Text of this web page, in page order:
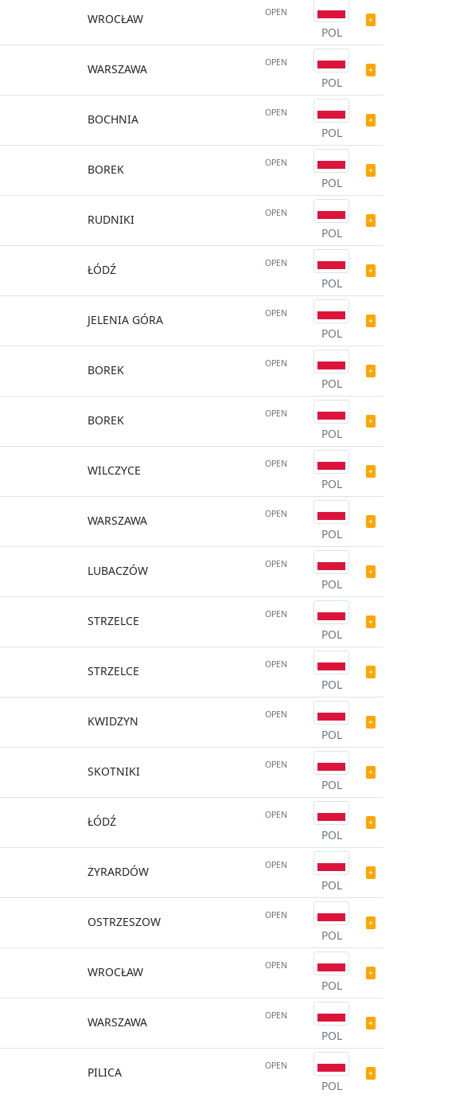
WROCŁAW OPEN
POL
WARSZAWA OPEN
POL
BOCHNIA OPEN
POL
BOREK OPEN
POL
RUDNIKI OPEN
POL
ŁÓDŹ OPEN
POL
JELENIA GÓRA OPEN
POL
BOREK OPEN
POL
BOREK OPEN
POL
WILCZYCE OPEN
POL
WARSZAWA OPEN
POL
LUBACZÓW OPEN
POL
STRZELCE OPEN
POL
STRZELCE OPEN
POL
KWIDZYN OPEN
POL
SKOTNIKI OPEN
POL
ŁÓDŹ OPEN
POL
ŻYRARDÓW OPEN
POL
OSTRZESZOW OPEN
POL
WROCŁAW OPEN
POL
WARSZAWA OPEN
POL
PILICA OPEN
POL